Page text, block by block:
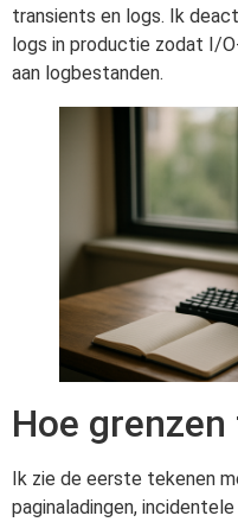
transients en logs. Ik
logs in productie zodat I/
aan logbestanden.
Hoe
Ik zie de eerste tekenen
paginaladingen,